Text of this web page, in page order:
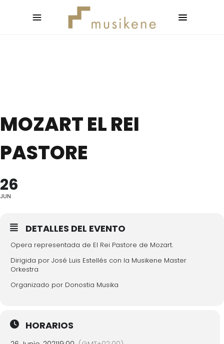
MOZART EL REI
PASTORE
26
JUN
DETALLES DEL EVENTO
Opera representada de El Rei Pastore de Mozart.
Dirigida por José Luis Estellés con la Musikene Master
Orkestra
Organizado por Donostia Musika
HORARIOS